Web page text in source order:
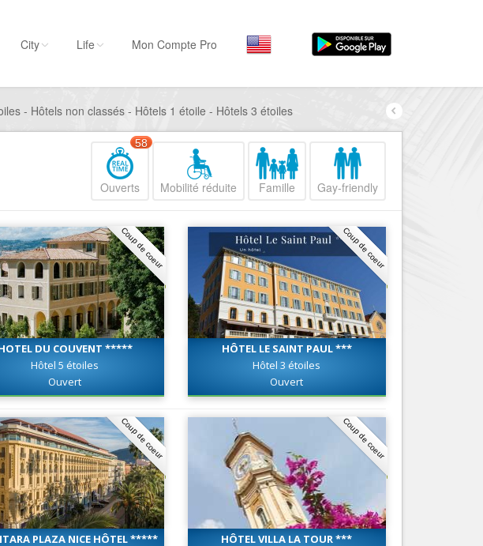
Par activité
Hôtels, ...
Visiter
Sortir
Restaurants, ...
Commerces
Mode, ...
Loisirs
Plages, sports, ...
Tourisme, ...
Par quartiers
Nice Promenade du
Nice le Port
Nice le Vieux Nice
Nice le Coeur de Ville
Nice les Collines Niçoises
Nice le petit Marais Niçois
Nice la plaine du Var
Nice Aéroport
City Life Mon Compte Pro
- Hôtels non classés - Hôtels 1 étoile - Hôtels 3 étoiles
Ouverts
58
Mobilité réduite Famille Gay-friendly
Coup de coeur
DU COUVENT *****
Hôtel 5 étoiles
Ouvert
Coup de coeur
HÔTEL LE SAINT PAUL ***
Hôtel 3 étoiles
Ouvert
Coup de coeur
PLAZA NICE HÔTEL *****
Coup de coeur
HÔTEL VILLA LA TOUR ***